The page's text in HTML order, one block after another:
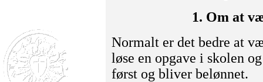
1. Om at
Normalt er det bedre at
løse en opgave i skolen
først og bliver belønnet.